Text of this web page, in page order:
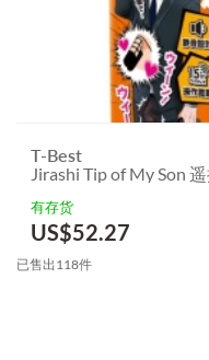
T-Best
Jirashi Tip of My Son
有存货
US$52.27
已售出118件